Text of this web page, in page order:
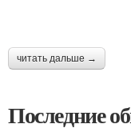
читать дальше →
Последние